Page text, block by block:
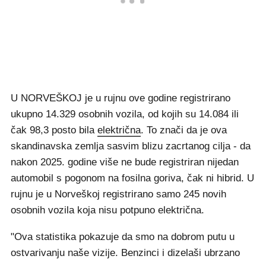
U NORVEŠKOJ je u rujnu ove godine registrirano
ukupno 14.329 osobnih vozila, od kojih su 14.084 ili
čak 98,3 posto bila električna. To znači da je ova
skandinavska zemlja sasvim blizu zacrtanog cilja - da
nakon 2025. godine više ne bude registriran nijedan
automobil s pogonom na fosilna goriva, čak ni hibrid. U
rujnu je u Norveškoj registrirano samo 245 novih
osobnih vozila koja nisu potpuno električna.
"Ova statistika pokazuje da smo na dobrom putu u
ostvarivanju naše vizije. Benzinci i dizelaši ubrzano